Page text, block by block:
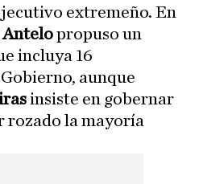
extremeño. En
Antelopropuso un
incluya 16
aunque
insiste en gobernar
rozado la mayoría